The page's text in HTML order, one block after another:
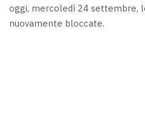
oggi, mercoledì 24 settembre,
nuovamente bloccate.